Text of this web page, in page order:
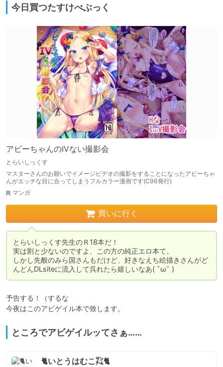
今日買つたすけべぶっく
アビーちゃんのIVない撮影会
とらいしっくす
マスターさんのお願いでイメージビデオの撮影をすることになったアビーちゃ
んがエッチな目に合ってしまうフルカラー漫画です(C96発行)
マンガ
買いに行く
とらいしっくす先生のＲ18本だ！
実は割と少ないのですよ、この方の純正エロ本て。
しかし先般のみら国さんもだけど、好きなえち絵描きさんがど
んどんDLsiteに流入して呉れたら嬉しいなあ( ˘ω˘ )
予告する！（するな
今夜はこのアビゲイル本で致します。
ところでアビゲイルッてさぁ……
🐈いとうはむこ㌠🐈